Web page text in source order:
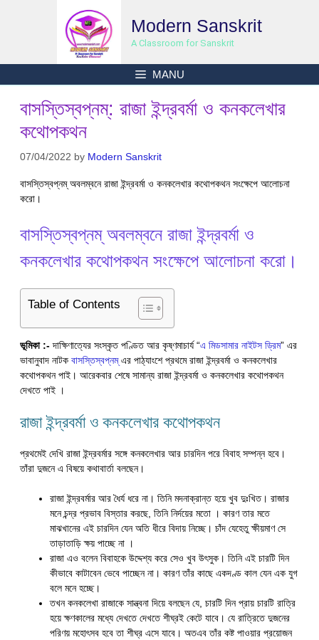
Modern Sanskrit
A Classroom for Sanskrit
MANU
বাসস্তিস্বপ্নম্: রাজা ইন্দ্রবর্মা ও কনকলেখার
কথোপকথন
07/04/2022 by Modern Sanskrit
বাসস্তিস্বপ্নম্ অবলম্বনে রাজা ইন্দ্রবর্মা ও কনকলেখার কথোপকথন সংক্ষেপে আলোচনা
করো।
বাসস্তিস্বপ্নম্ অবলম্বনে রাজা ইন্দ্রবর্মা ও
কনকলেখার কথোপকথন সংক্ষেপে আলোচনা করো।
Table of Contents
ভূমিকা :-দাক্ষিণাত্যের সংস্কৃত পণ্ডিত আর কৃষ্ণমাচার্য “এ মিডসামার নাইটস ড্রিম” এর
ভাবানুবাদ নাটক বাসস্তিস্বপ্নম্এর পাঠ্যাংশে প্রথমে রাজা ইন্দ্রবর্মা ও কনকলেখার
কথোপকথন পাই। আরেকবার শেষে সামান্য রাজা ইন্দ্রবর্মা ও কনকলেখার কথোপকথন
দেখতে পাই ।
রাজা ইন্দ্রবর্মা ও কনকলেখার কথোপকথন
প্রথমেই দেখি রাজা ইন্দ্রবর্মার সঙ্গে কনকলেখার আর চারদিন পরে বিবাহ সম্পন্ন হবে।
তাঁরা দুজনে এ বিষয়ে কথাবার্তা বলছেন।
রাজা ইন্দ্রবর্মার আর ধৈর্য ধরে না। তিনি মদনাক্রান্ত হয়ে খুব দুঃখিত। রাজার
মনে চন্দ্র প্রভাব বিস্তার করছে, তিনি নির্দয়ের মতো । কারণ তার মতে
মাঝখানের এই চারদিন যেন অতি ধীরে বিদায় নিচ্ছে। চাঁদ যেহেতু ক্ষীয়মাণ সে
তাড়াতাড়ি ক্ষয় পাচ্ছে না ।
রাজা এও বলেন বিবাহকে উদ্দেশ্য করে সেও খুব উৎসুক। তিনি এই চারটি দিন
কীভাবে কাটাবেন ভেবে পাচ্ছেন না। কারণ তাঁর কাছে একদণ্ড কাল যেন এক যুগ
বলে মনে হচ্ছে।
তখন কনকলেখা রাজাকে সান্ত্বনা দিয়ে বলছেন যে, চারটি দিন প্রায় চারটি রাত্রি
হয়ে ক্ষণকালের মধ্যে দেখতে দেখতে শীঘ্রই কেটে যাবে। যে রাত্রিতে দুজনের
পরিণয় মহোৎসব হবে তা শীঘ্র এসে যাবে। অতএব তাঁর কষ্ট পাওয়ার প্রয়োজন